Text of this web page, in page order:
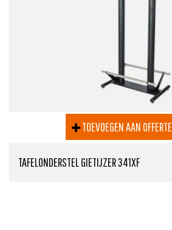
TOEVOEGEN AAN OFFERTE
TAFELONDERSTEL GIETIJZER 341XF